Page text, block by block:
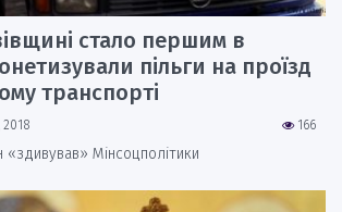
стало першим в
пільги на проїзд
транспорті
166
Мінсоцполітики